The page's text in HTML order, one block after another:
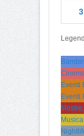
3
Eventi
Eventi